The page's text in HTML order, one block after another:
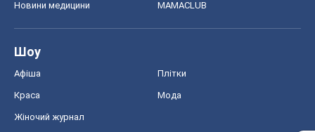
Новини медицини MAMACLUB
Шоу
Афіша Плітки
Краса Мода
Жіночий журнал